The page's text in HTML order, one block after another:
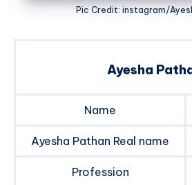
Pic Credit: instagram/
Ayesha
Name
Ayesha Pathan Real name
Profession